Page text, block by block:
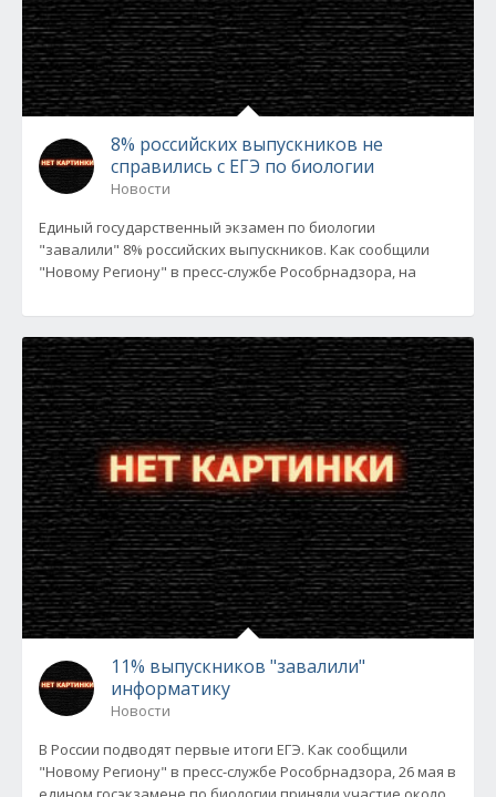
8% российских выпускников не
справились с ЕГЭ по биологии
Новости
Единый государственный экзамен по биологии
"завалили" 8% российских выпускников. Как сообщили
"Новому Региону" в пресс-службе Рособрнадзора, на
11% выпускников "завалили"
информатику
Новости
В России подводят первые итоги ЕГЭ. Как сообщили
"Новому Региону" в пресс-службе Рособрнадзора, 26 мая в